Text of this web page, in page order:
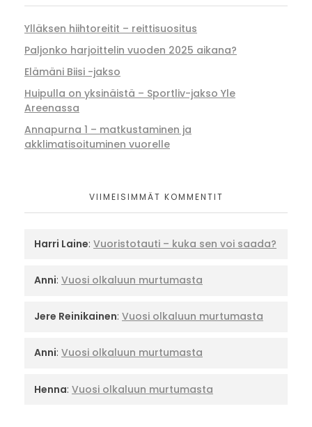
Ylläksen hiihtoreitit – reittisuositus
Paljonko harjoittelin vuoden 2025 aikana?
Elämäni Biisi -jakso
Huipulla on yksinäistä – Sportliv-jakso Yle
Areenassa
Annapurna 1 – matkustaminen ja
akklimatisoituminen vuorelle
VIIMEISIMMÄT KOMMENTIT
Harri Laine: Vuoristotauti – kuka sen voi saada?
Anni: Vuosi olkaluun murtumasta
Jere Reinikainen: Vuosi olkaluun murtumasta
Anni: Vuosi olkaluun murtumasta
Henna: Vuosi olkaluun murtumasta